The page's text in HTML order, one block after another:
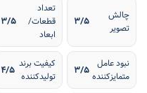
چالش
تصویر
۳/۵
تعداد
قطعات/
ابعاد
۳/۵
نبود عامل
متمایزکننده ۳/۵
کیفیت برند
تولیدکننده ۴/۵